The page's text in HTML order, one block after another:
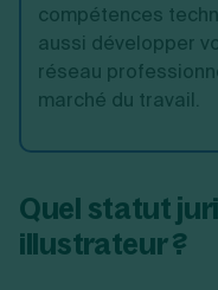
compétences
aussi développer
réseau
marché du travail.
Quel statut
illustrateur ?